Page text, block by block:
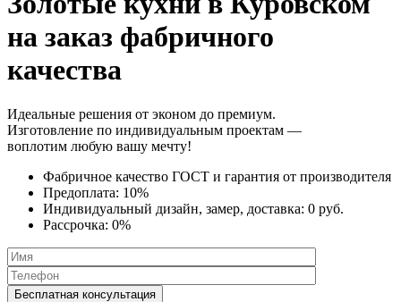
на заказ фабричного
качества
Идеальные решения от эконом до премиум.
Изготовление по индивидуальным проектам —
воплотим любую вашу мечту!
Фабричное качество ГОСТ и гарантия от производителя
Предоплата: 10%
Индивидуальный дизайн, замер, доставка: 0 руб.
Рассрочка: 0%